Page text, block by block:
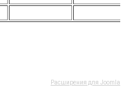
Расширения для Joomla